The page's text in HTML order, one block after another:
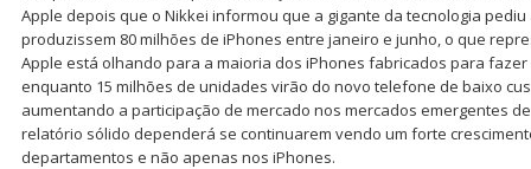
Apple depois que o Nikkei informou que a gigante da tecnologia
produzissem 80 milhões de iPhones entre janeiro e junho, o que
Apple está olhando para a maioria dos iPhones fabricados para
enquanto 15 milhões de unidades virão do novo telefone de baixo
aumentando a participação de mercado nos mercados emergentes
relatório sólido dependerá se continuarem vendo um forte
departamentos e não apenas nos iPhones.